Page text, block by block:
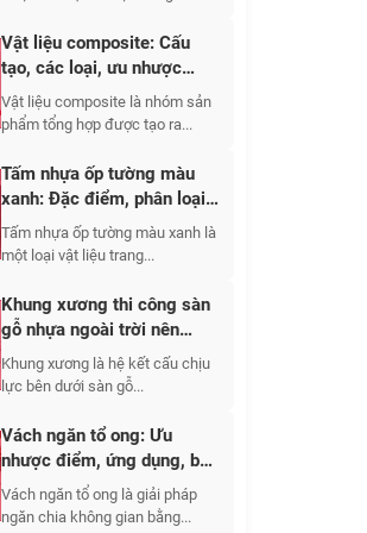
Vật liệu composite: Cấu
tạo, các loại, ưu nhược
điểm, ứng dụng 2026
Vật liệu composite là nhóm sản
phẩm tổng hợp được tạo ra...
Tấm nhựa ốp tường màu
xanh: Đặc điểm, phân loại,
mẫu đẹp & giá
Tấm nhựa ốp tường màu xanh là
một loại vật liệu trang...
Khung xương thi công sàn
gỗ nhựa ngoài trời nên
chọn vật liệu nào và bố trí
khoảng cách bao nhiêu?
Khung xương là hệ kết cấu chịu
lực bên dưới sàn gỗ...
Vách ngăn tổ ong: Ưu
nhược điểm, ứng dụng, báo
giá chi tiết 2026
Vách ngăn tổ ong là giải pháp
ngăn chia không gian bằng...